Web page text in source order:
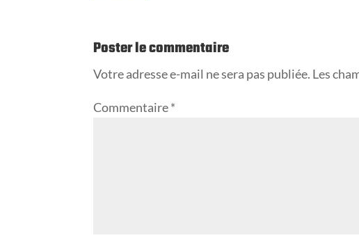
Poster le commentaire
Votre adresse e-mail ne sera pas publiée. Les
Commentaire*